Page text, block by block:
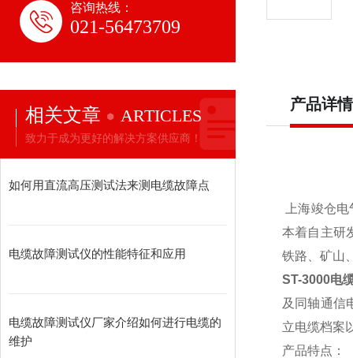
咨询热线：
021-56473709
相关文章 ARTICLES
致力于成为更好的解决方案供应商！
如何用直流高压测试法来测电缆故障点
电缆故障测试仪的性能特征和应用
电缆故障测试仪厂家介绍如何进行电缆的
维护
产品详情
上海竣仓电
本着自主研
铁路、矿山
ST-3000电
及同轴通信
立电缆档案
产品特点：